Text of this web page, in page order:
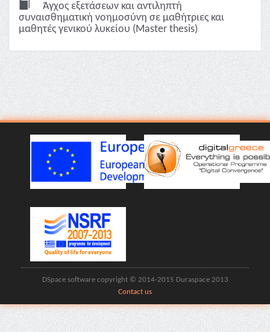
Άγχος εξετάσεων και αντιληπτή
συναισθηματική νοημοσύνη σε μαθήτριες και
μαθητές γενικού λυκείου (Master thesis)
DSpace software copyright © 2014-2015 Duraspace 2013
Contact us